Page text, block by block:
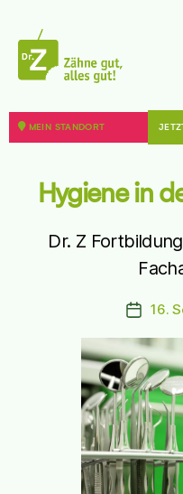
z
MEIN STANDORT
Hygiene in
Dr. Z
16.
- 12099 Berlin